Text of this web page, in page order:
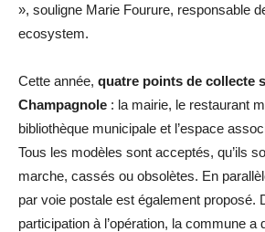
», souligne Marie Fourure, responsable
ecosystem.
Cette année, quatre points de collecte
Champagnole : la mairie, le restaurant
bibliothèque municipale et l’espace
Tous les modèles sont acceptés, qu’ils
marche, cassés ou obsolètes. En
par voie postale est également proposé.
participation à l’opération, la commune a